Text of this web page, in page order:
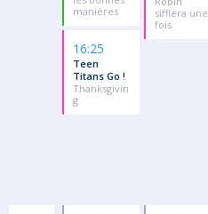
manières
16:25
Teen
Titans Go !
Thanksgivin
g
sifflera une
fois